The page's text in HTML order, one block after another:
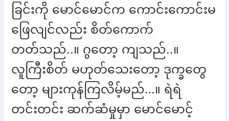
ခြင်းကို မောင်မောင်က ကောင်းကောင်းမ
ဖြေလျင်လည်း စိတ်ကောက်
တတ်သည်..။ ဂွတော့ ကျသည်..။
လူကြီးစိတ် မဟုတ်သေးတော့ ဒုက္ခတွေ
တော့ များကုန်ကြလိမ့်မည်…။ ရဲရဲ
တင်းတင်း ဆက်ဆံမှုမှာ မောင်မောင့်